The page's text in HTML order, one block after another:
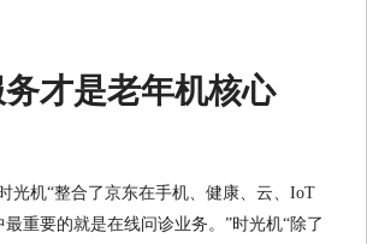
才是老年机核心
光机“整合了京东在手机、健康、云、IoT
重要的就是在线问诊业务。”时光机“除了